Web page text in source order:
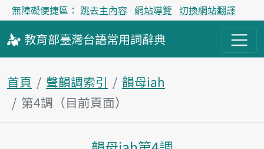
無障礙便捷區： 跳去主內容 網站導覽 切換網站翻譯
教育部臺灣台語常用詞辭典
首頁 聲韻調索引
韻母iah
第4調（目前頁面）